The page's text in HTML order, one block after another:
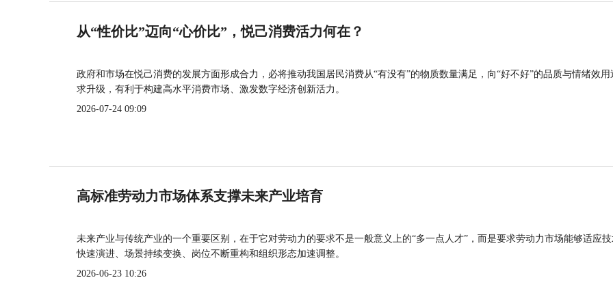
从“性价比”迈向“心价比”，悦己消费活力何在？
政府和市场在悦己消费的发展方面形成合力，必将推动我国居民消费从“有没有”的物质数量满足，向“好不好”的品质与情绪效用
求升级，有利于构建高水平消费市场、激发数字经济创新活力。
2026-07-24 09:09
高标准劳动力市场体系支撑未来产业培育
未来产业与传统产业的一个重要区别，在于它对劳动力的要求不是一般意义上的“多一点人才”，而是要求劳动力市场能够适应
快速演进、场景持续变换、岗位不断重构和组织形态加速调整。
2026-06-23 10:26